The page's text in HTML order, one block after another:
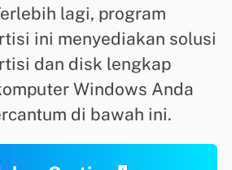
lagi, program
ini menyediakan solusi
dan disk lengkap
Windows Anda
di bawah ini.